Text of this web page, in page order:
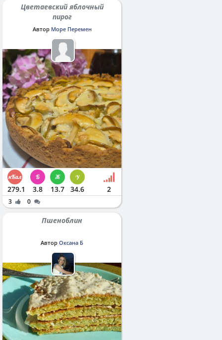
Цветаевский яблочный
пирог
Автор Море Перемен
279.1 3.8 13.7 34.6 2
3 0
Пшеноблин
Автор Оксана Б